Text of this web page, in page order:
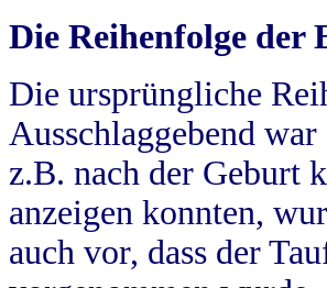
Die Reihenfolge der
Die ursprüngliche
Ausschlaggebend
z.B. nach der Geburt
anzeigen konnten,
auch vor, dass der